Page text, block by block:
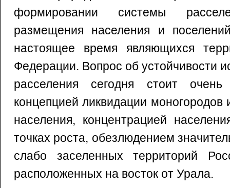
формировании системы
размещения населения и
настоящее время являющихся
Федерации. Вопрос об устойчивости
расселения сегодня стоит
концепцией ликвидации моногородов
населения, концентрацией
точках роста, обезлюдением
слабо заселенных территорий
расположенных на восток от Урала.